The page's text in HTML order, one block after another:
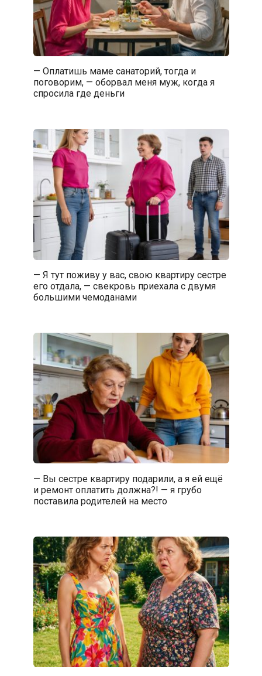
— Оплатишь маме санаторий, тогда и
поговорим, — оборвал меня муж, когда я
спросила где деньги
— Я тут поживу у вас, свою квартиру сестре
его отдала, — свекровь приехала с двумя
большими чемоданами
— Вы сестре квартиру подарили, а я ей ещё
и ремонт оплатить должна?! — я грубо
поставила родителей на место